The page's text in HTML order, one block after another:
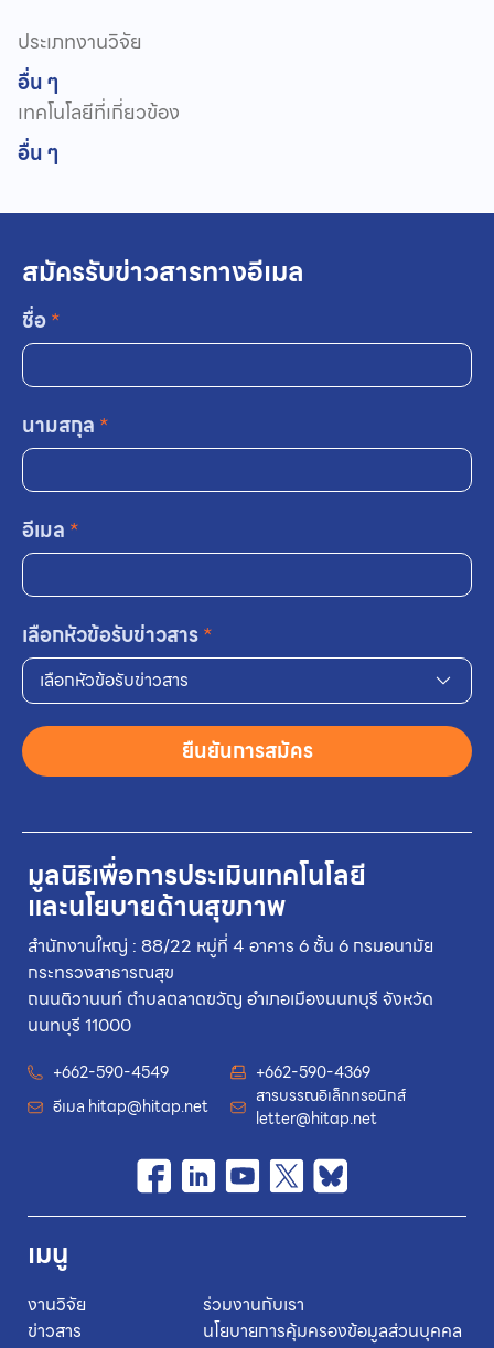
ประเภทงานวิจัย
อื่น ๆ
เทคโนโลยีที่เกี่ยวข้อง
อื่น ๆ
มูลนิธิเพื่อการประเมินเทคโนโลยี
และนโยบายด้านสุขภาพ
สำนักงานใหญ่ : 88/22 หมู่ที่ 4 อาคาร 6 ชั้น 6 กรมอนามัย
กระทรวงสาธารณสุข
ถนนติวานนท์ ตำบลตลาดขวัญ อำเภอเมืองนนทบุรี จังหวัด
นนทบุรี 11000
+662-590-4549
+662-590-4369
อีเมล hitap@hitap.net
สารบรรณอิเล็กทรอนิกส์
letter@hitap.net
เมนู
งานวิจัย
ข่าวสาร
ร่วมงานกับเรา
นโยบายการคุ้มครองข้อมูลส่วนบุคคล
สมัครรับข่าวสารทางอีเมล
ชื่อ*
นามสกุล *
อีเมล *
เลือกหัวข้อรับข่าวสาร*
เลือกหัวข้อรับข่าวสาร
ยืนยันการสมัคร